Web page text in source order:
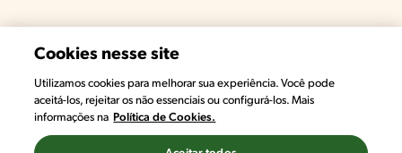
#CHAMANUTRI
CONVERSE COM UMA NUTRICIONISTA E
TIRE AS SUAS DÚVIDAS
Cookies nesse site
Utilizamos cookies para melhorar sua experiência. Você pode
aceitá-los, rejeitar os não essenciais ou configurá-los. Mais
informações na Política de Cookies.